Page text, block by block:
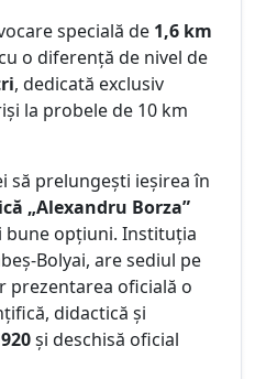
specială de 1,6 km
o diferență de nivel de
, dedicată exclusiv
la probele de 10 km
să prelungești ieșirea în
„Alexandru Borza”
bune opțiuni. Instituția
Bolyai, are sediul pe
prezentarea oficială o
didactică și
și deschisă oficial